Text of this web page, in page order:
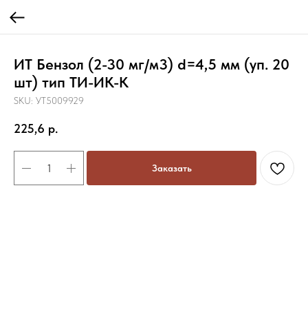
ИТ Бензол (2-30 мг/м3) d=4,5 мм (уп. 20
шт) тип ТИ-ИК-К
SKU: УТ5009929
225,6 р.
Заказать